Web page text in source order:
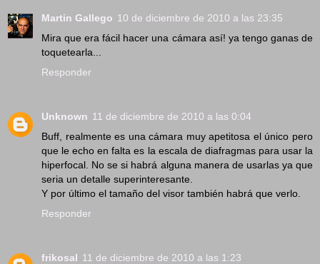
Martin Gallego 10 de diciembre de 2010 a las 23:35
Mira que era fácil hacer una cámara así! ya tengo ganas de
toquetearla...
Responder
Unknown 11 de diciembre de 2010 a las 0:04
Buff, realmente es una cámara muy apetitosa el único pero
que le echo en falta es la escala de diafragmas para usar la
hiperfocal. No se si habrá alguna manera de usarlas ya que
seria un detalle superinteresante.
Y por último el tamaño del visor también habrá que verlo.
Responder
frikosal 11 de diciembre de 2010 a las 1:23